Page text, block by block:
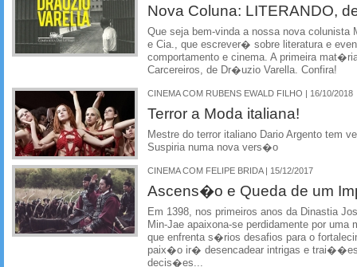
Nova Coluna: LITERANDO,
Que seja bem-vinda a nossa nova colunista
e Cia., que escrever� sobre literatura e
comportamento e cinema. A primeira
Carcereiros, de Dr�uzio Varella. Confira!
CINEMA COM RUBENS EWALD FILHO | 16/10/2018
Terror a Moda italiana!
Mestre do terror italiano Dario Argento tem
Suspiria numa nova vers�o
CINEMA COM FELIPE BRIDA | 15/12/2017
Ascens�o e Queda de um
Em 1398, nos primeiros anos da Dinastia
Min-Jae apaixona-se perdidamente por uma
que enfrenta s�rios desafios para o
paix�o ir� desencadear intrigas e
decis�es...